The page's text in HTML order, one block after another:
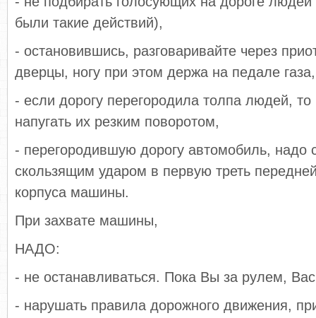
были такие действий),
- остановившись, разговаривайте через
дверцы, ногу при этом держа на педале газа,
- если дорогу перегородила толпа людей,
напугать их резким поворотом,
- перегородившую дорогу автомобиль, надо
скользящим ударом в первую треть
корпуса машины.
При захвате машины,
НАДО:
- не останавливаться. Пока Вы за рулем, Вас
- нарушать правила дорожного движения,